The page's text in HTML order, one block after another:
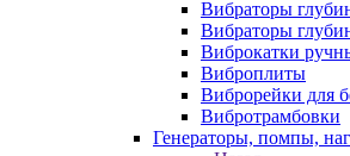
Вибраторы
Вибраторы
Виброкатки
Виброплиты
Виброрейки для
Вибротрамбовки
Генераторы, помпы,